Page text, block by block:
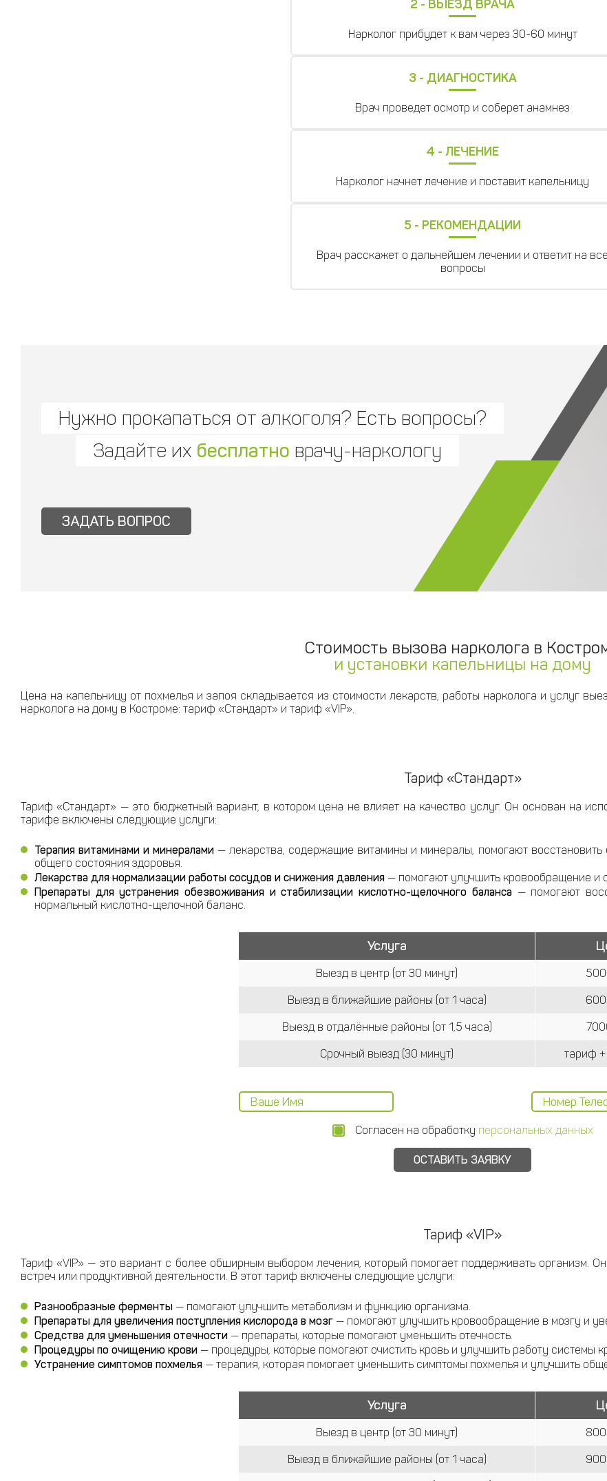
2 - ВЫЕЗД ВРАЧА
Нарколог прибудет к вам через 30-60 минут
3 - ДИАГНОСТИКА
Врач проведет осмотр и соберет анамнез
4 - ЛЕЧЕНИЕ
Нарколог начнет лечение и поставит капельницу
5 - РЕКОМЕНДАЦИИ
Врач расскажет о дальнейшем лечении и ответит на все
вопросы
Нужно прокапаться от алкоголя? Есть вопросы?
Задайте их бесплатно врачу-наркологу
ЗАДАТЬ ВОПРОС
Стоимость вызова нарколога в
и установки капельницы на дому
Цена на капельницу от похмелья и запоя складывается из стоимости лекарств, работы нарколога и услуг
нарколога на дому в Костроме: тариф «Стандарт» и тариф «VIP».
Тариф «Стандарт»
Тариф «Стандарт» — это бюджетный вариант, в котором цена не влияет на качество услуг. Он основан на
тарифе включены следующие услуги:
Терапия витаминами и минералами — лекарства, содержащие витамины и минералы, помогают
общего состояния здоровья.
Лекарства для нормализации работы сосудов и снижения давления — помогают улучшить кровообращение и
Препараты для устранения обезвоживания и стабилизации кислотно-щелочного баланса— помогают
нормальный кислотно-щелочной баланс.
Услуга
Выезд в центр (от 30 минут)
Выезд в ближайшие районы (от 1 часа)
Выезд в отдалённые районы (от 1,5 часа)
Срочный выезд (30 минут) тариф
Согласен на обработку персональных данных
Тариф «VIP»
Тариф «VIP» — это вариант с более обширным выбором лечения, который помогает поддерживать организм.
встреч или продуктивной деятельности. В этот тариф включены следующие услуги:
Разнообразные ферменты — помогают улучшить метаболизм и функцию организма.
Препараты для увеличения поступления кислорода в мозг — помогают улучшить кровообращение в мозгу и
Средства для уменьшения отечности — препараты, которые помогают уменьшить отечность.
Процедуры по очищению крови — процедуры, которые помогают очистить кровь и улучшить работу системы
Устранение симптомов похмелья — терапия, которая помогает уменьшить симптомы похмелья и улучшить
Услуга
Выезд в центр (от 30 минут)
Выезд в ближайшие районы (от 1 часа)